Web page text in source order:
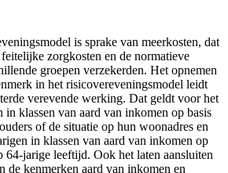
is sprake van meerkosten, dat
zorgkosten en de normatieve
groepen verzekerden. Het opnemen
in het risicovereveningsmodel leidt
verevende werking. Dat geldt voor het
klassen van aard van inkomen op basis
of de situatie op hun woonadres en
in klassen van aard van inkomen op
64-jarige leeftijd. Ook het laten aansluiten
de kenmerken aard van inkomen en